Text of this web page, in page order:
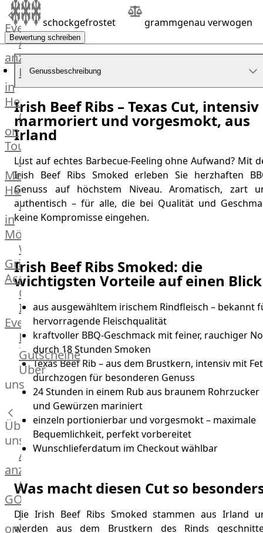
Küchenhelfer
Grillgeräte
Beefer®
Gasgrills
Big
Green
Egg
Grill
Nesmuk
Berkel
Dry
Aging
Schrank
Bücher
Poster
Events
Alle
anzeigen
Fleischkompetenz
in
Heinsberg
OTTO
on
Tour
Männer
Metzger
Heinsberg
Markthalle
in
Mönchengladbach
Weber®
Grill
Academy
OTTO@Home
Individuelle
Events
Partner
Kalender
Gästehaus
Villa
Glanzstoff
Gutscheine
Über
uns
Über
uns
Alle
anzeigen
OTTO
GOURMET
Lebensmittel
online
schockgefrostet grammgenau verwogen
Bewertung schreiben
Genussbeschreibung
Irish Beef Ribs – Texas Cut, intensiv
marmoriert und vorgesmokt, aus
Irland
Lust auf echtes Barbecue-Feeling ohne Aufwand? Mit
Irish Beef Ribs Smoked erleben Sie herzhaften
Genuss auf höchstem Niveau. Aromatisch, zart
authentisch – für alle, die bei Qualität und
keine Kompromisse eingehen.
Irish Beef Ribs Smoked: die
wichtigsten Vorteile auf einen Blick
aus ausgewähltem irischem Rindfleisch – bekannt
hervorragende Fleischqualität
kraftvoller BBQ-Geschmack mit feiner, rauchiger
durch 18 Stunden Smoken
Texas Beef Rib – aus dem Brustkern, intensiv mit
durchzogen für besonderen Genuss
24 Stunden in einem Rub aus braunem Rohrzucker
und Gewürzen mariniert
einzeln portionierbar und vorgesmokt – maximale
Bequemlichkeit, perfekt vorbereitet
Wunschlieferdatum im Checkout wählbar
Was macht diesen Cut so
Die Irish Beef Ribs Smoked stammen aus Irland
werden aus dem Brustkern des Rinds